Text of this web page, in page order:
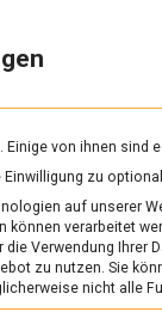
zu
&
von ihnen sind
Einwilligung zu
auf unserer
können verarbeitet
Verwendung Ihrer
zu nutzen. Sie
nicht alle